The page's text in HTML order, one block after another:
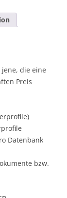
die eine
Preis
Datenbank
bzw.